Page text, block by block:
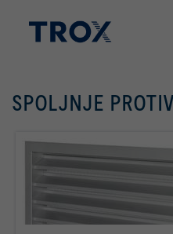
SPOLJNJE